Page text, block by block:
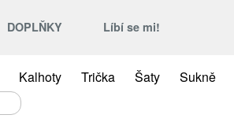
DOPLŇKY Líbí se mi!
Kalhoty Trička Šaty Sukně